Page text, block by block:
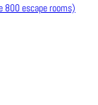
800 escape rooms)